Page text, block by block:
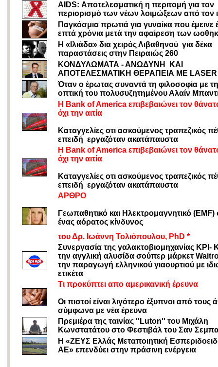
AIDS: Αποτελεσματική η περιτομή για τον
περιορισμό των νέων λοιμώξεων από τον
Παγκόσμια πρωτιά για γυναίκα που έμεινε
επτά χρόνια μετά την αφαίρεση των
Η «Ιλιάδα» δια χειρός Λιβαθηνού για δέκα
παραστάσεις στην Πειραιώς 260
KΟΝΔΥΛΩΜΑΤΑ - ΑΝΩΔΥΝΗ ΚΑΙ
ΑΠΟΤΕΛΕΣΜΑΤΙΚΗ ΘΕΡΑΠΕΙΑ ΜΕ LASER
Όταν ο έρωτας συναντά τη φιλοσοφία με
οπτική του πολυσυζητημένου Αλαίν
Η Bank of America επιβεβαιώνει τον
όχι την αιτία
Καταγγελίες οτι ασκούμενος τραπεζικός
επειδή εργαζόταν ακατάπαυστα
Η Bank of America επιβεβαιώνει τον
όχι την αιτία
Καταγγελίες οτι ασκούμενος τραπεζικός
επειδή εργαζόταν ακατάπαυστα
ΑΡΘΡΟ
Γεωπαθητικό και Ηλεκτρομαγνητικό (EMF)
ένας αόρατος κίνδυνος
του Δρ. Ιωάννη Τολιόπουλου, PhD *
Συνεργασία της γαλακτοβιομηχανίας ΚΡΙ-
την αγγλική αλυσίδα σούπερ μάρκετ
την παραγωγή ελληνικού γιαουρτιού με
ετικέτα
Τι προκύπτει απο αμερικανική έρευνα
Οι πιστοί είναι λιγότερο έξυπνοι από τους
σύμφωνα με νέα έρευνα
Πρεμιέρα της ταινίας ''Luton'' του Μιχάλη
Κωνστατάτου στο Φεστιβάλ του Σαν
Η «ΖΕΥΣ Ελλάς Μεταποιητική
ΑΕ» επενδύει στην πράσινη ενέργεια